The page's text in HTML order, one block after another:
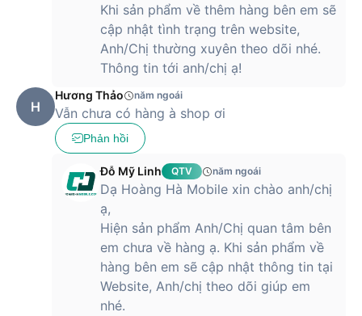
Khi sản phẩm về thêm hàng bên em sẽ
cập nhật tình trạng trên website,
Anh/Chị thường xuyên theo dõi nhé.
Thông tin tới anh/chị ạ!
H
Hương Thảo năm ngoái
Vẫn chưa có hàng à shop ơi
Phản hồi
Đỗ Mỹ Linh QTV năm ngoái
Dạ Hoàng Hà Mobile xin chào anh/chị
ạ,
Hiện sản phẩm Anh/Chị quan tâm bên
em chưa về hàng ạ. Khi sản phẩm về
hàng bên em sẽ cập nhật thông tin tại
Website, Anh/chị theo dõi giúp em
nhé.